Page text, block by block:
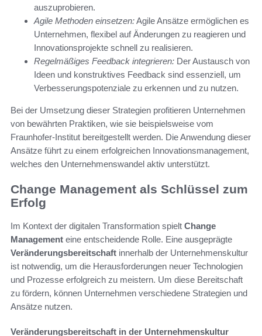
auszuprobieren.
Agile Methoden einsetzen:Agile Ansätze ermöglichen es
Unternehmen, flexibel auf Änderungen zu reagieren und
Innovationsprojekte schnell zu realisieren.
Regelmäßiges Feedback integrieren: Der Austausch von
Ideen und konstruktives Feedback sind essenziell, um
Verbesserungspotenziale zu erkennen und zu nutzen.
Bei der Umsetzung dieser Strategien profitieren Unternehmen
von bewährten Praktiken, wie sie beispielsweise vom
Fraunhofer-Institut bereitgestellt werden. Die Anwendung dieser
Ansätze führt zu einem erfolgreichen Innovationsmanagement,
welches den Unternehmenswandel aktiv unterstützt.
Change Management als Schlüssel zum
Erfolg
Im Kontext der digitalen Transformation spielt Change
Management eine entscheidende Rolle. Eine ausgeprägte
Veränderungsbereitschaft innerhalb der Unternehmenskultur
ist notwendig, um die Herausforderungen neuer Technologien
und Prozesse erfolgreich zu meistern. Um diese Bereitschaft
zu fördern, können Unternehmen verschiedene Strategien und
Ansätze nutzen.
Veränderungsbereitschaft in der Unternehmenskultur